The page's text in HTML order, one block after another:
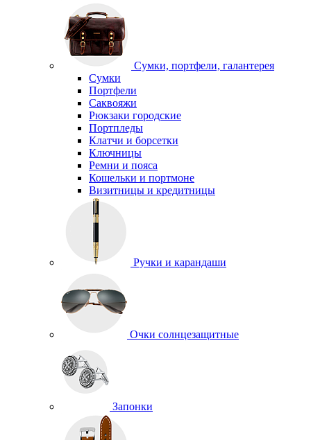
Сумки, портфели, галантерея
Сумки
Портфели
Саквояжи
Рюкзаки городские
Портпледы
Клатчи и борсетки
Ключницы
Ремни и пояса
Кошельки и портмоне
Визитницы и кредитницы
Ручки и карандаши
Очки солнцезащитные
Запонки